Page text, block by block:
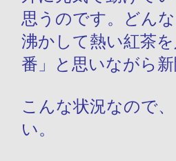
思うのです。どん
沸かして熱い紅茶
番」と思いながら
こんな状況なので
い。